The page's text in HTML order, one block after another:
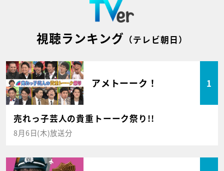
視聴ランキング （テレビ朝日）
アメトーーク！ 1
売れっ子芸人の貴重トーーク祭り!!
8月6日(木)放送分